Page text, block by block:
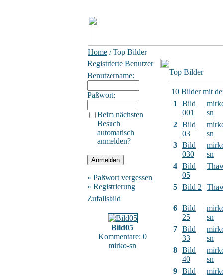
Home / Top Bilder
Registrierte Benutzer
Benutzername:
Paßwort:
Beim nächsten
Besuch
automatisch
anmelden?
» Paßwort vergessen
» Registrierung
Zufallsbild
Bild05
Kommentare: 0
mirko-sn
Top Bilder
10 Bilder mit
1
Bild
001
sn
2 Bild
03
sn
3 Bild
030
sn
4 Bild
05
5 Bild 2
6 Bild
25
sn
7 Bild
33
sn
8 Bild
40
sn
9 Bild